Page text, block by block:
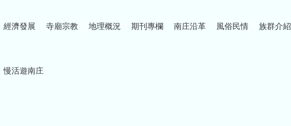
經濟發展 寺廟宗教 地理概況 期刊專欄 南庄沿革 風俗民情 族群介紹
慢活遊南庄